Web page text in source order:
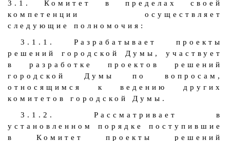
3.1. Комитет в пределах своей
компетенции осуществляет
следующие полномочия:
3.1.1. Разрабатывает проекты
решений городской Думы, участвует
в разработке проектов решений
городской Думы по вопросам,
относящимся к ведению других
комитетов городской Думы.
3.1.2. Рассматривает в
установленном порядке поступившие
в Комитет проекты решений